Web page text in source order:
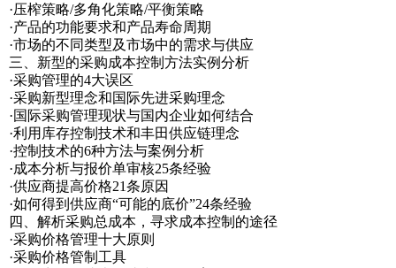
·压榨策略/多角化策略/平衡策略
·产品的功能要求和产品寿命周期
·市场的不同类型及市场中的需求与供应
三、新型的采购成本控制方法实例分析
·采购管理的4大误区
·采购新型理念和国际先进采购理念
·国际采购管理现状与国内企业如何结合
·利用库存控制技术和丰田供应链理念
·控制技术的6种方法与案例分析
·成本分析与报价单审核25条经验
·供应商提高价格21条原因
·如何得到供应商“可能的底价”24条经验
四、解析采购总成本，寻求成本控制的途径
·采购价格管理十大原则
·采购价格管制工具